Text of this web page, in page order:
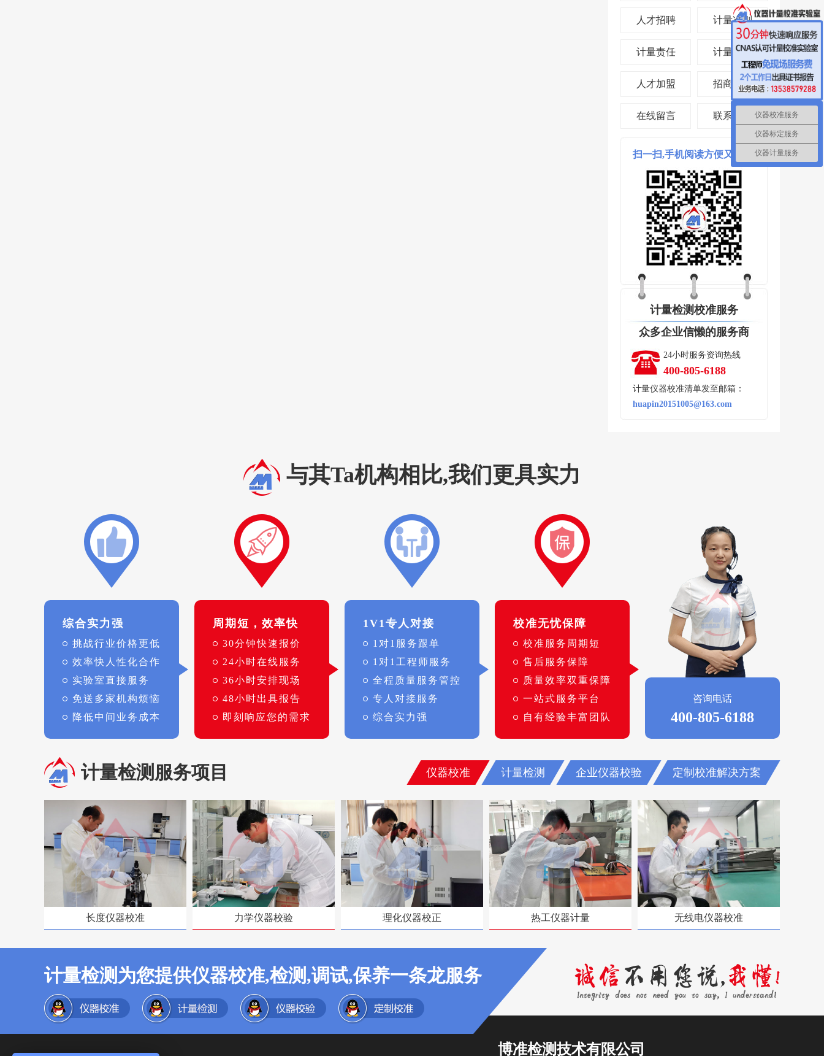
人才招聘 计量准则
计量责任 计量投资
人才加盟 招商合作
在线留言 联系我们
扫一扫,手机阅读方便又省时!
计量检测校准服务
众多企业信懒的服务商
24小时服务资询热线
400-805-6188
计量仪器校准清单发至邮箱：
huapin20151005@163.com
与其Ta机构相比,我们更具实力
综合实力强
挑战行业价格更低
效率快人性化合作
实验室直接服务
免送多家机构烦恼
降低中间业务成本
周期短，效率快
30分钟快速报价
24小时在线服务
36小时安排现场
48小时出具报告
即刻响应您的需求
1V1专人对接
1对1服务跟单
1对1工程师服务
全程质量服务管控
专人对接服务
综合实力强
校准无忧保障
校准服务周期短
售后服务保障
质量效率双重保障
一站式服务平台
自有经验丰富团队
咨询电话
400-805-6188
计量检测服务项目 仪器校准 计量检测 企业仪器校验 定制校准解决方案
长度仪器校准 力学仪器校验 理化仪器校正 热工仪器计量 无线电仪器校准
计量检测为您提供仪器校准,检测,调试,保养一条龙服务
博准检测技术有限公司
仪器校准服务
仪器标定服务
仪器计量服务